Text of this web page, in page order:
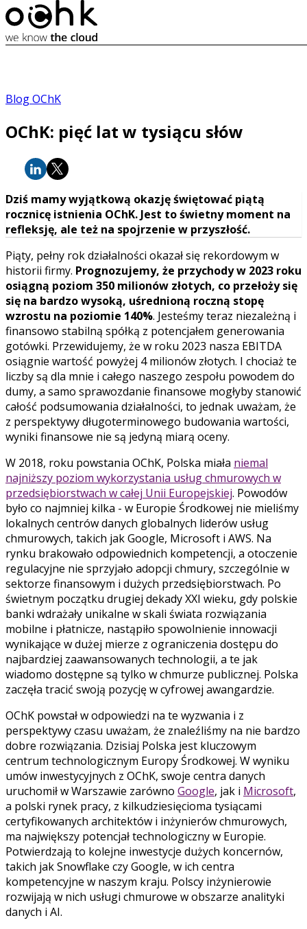
Blog OChK
OChK: pięć lat w tysiącu słów
Dziś mamy wyjątkową okazję świętować piątą
rocznicę istnienia OChK. Jest to świetny moment na
refleksję, ale też na spojrzenie w przyszłość.
Piąty, pełny rok działalności okazał się rekordowym w
historii firmy. Prognozujemy, że przychody w 2023 roku
osiągną poziom 350 milionów złotych, co przełoży się
się na bardzo wysoką, uśrednioną roczną stopę
wzrostu na poziomie 140%. Jesteśmy teraz niezależną i
finansowo stabilną spółką z potencjałem generowania
gotówki. Przewidujemy, że w roku 2023 nasza EBITDA
osiągnie wartość powyżej 4 milionów złotych. I chociaż te
liczby są dla mnie i całego naszego zespołu powodem do
dumy, a samo sprawozdanie finansowe mogłyby stanowić
całość podsumowania działalności, to jednak uważam, że
z perspektywy długoterminowego budowania wartości,
wyniki finansowe nie są jedyną miarą oceny.
W 2018, roku powstania OChK, Polska miała niemal
najniższy poziom wykorzystania usług chmurowych w
przedsiębiorstwach w całej Unii Europejskiej. Powodów
było co najmniej kilka - w Europie Środkowej nie mieliśmy
lokalnych centrów danych globalnych liderów usług
chmurowych, takich jak Google, Microsoft i AWS. Na
rynku brakowało odpowiednich kompetencji, a otoczenie
regulacyjne nie sprzyjało adopcji chmury, szczególnie w
sektorze finansowym i dużych przedsiębiorstwach. Po
świetnym początku drugiej dekady XXI wieku, gdy polskie
banki wdrażały unikalne w skali świata rozwiązania
mobilne i płatnicze, nastąpiło spowolnienie innowacji
wynikające w dużej mierze z ograniczenia dostępu do
najbardziej zaawansowanych technologii, a te jak
wiadomo dostępne są tylko w chmurze publicznej. Polska
zaczęła tracić swoją pozycję w cyfrowej awangardzie.
OChK powstał w odpowiedzi na te wyzwania i z
perspektywy czasu uważam, że znaleźliśmy na nie bardzo
dobre rozwiązania. Dzisiaj Polska jest kluczowym
centrum technologicznym Europy Środkowej. W wyniku
umów inwestycyjnych z OChK, swoje centra danych
uruchomił w Warszawie zarówno Google, jak i Microsoft,
a polski rynek pracy, z kilkudziesięcioma tysiącami
certyfikowanych architektów i inżynierów chmurowych,
ma największy potencjał technologiczny w Europie.
Potwierdzają to kolejne inwestycje dużych koncernów,
takich jak Snowflake czy Google, w ich centra
kompetencyjne w naszym kraju. Polscy inżynierowie
rozwijają w nich usługi chmurowe w obszarze analityki
danych i AI.